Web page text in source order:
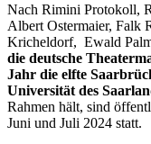
Nach Rimini Protokoll,
Albert Ostermaier, Falk
Kricheldorf, Ewald
die deutsche
Jahr die elfte
Universität des
Rahmen hält, sind
Juni und Juli 2024 statt.